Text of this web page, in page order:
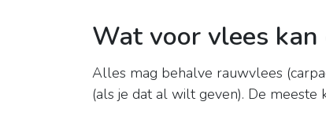
Wat voor vlees kan
Alles mag behalve rauwvlees
(als je dat al wilt geven). De meeste